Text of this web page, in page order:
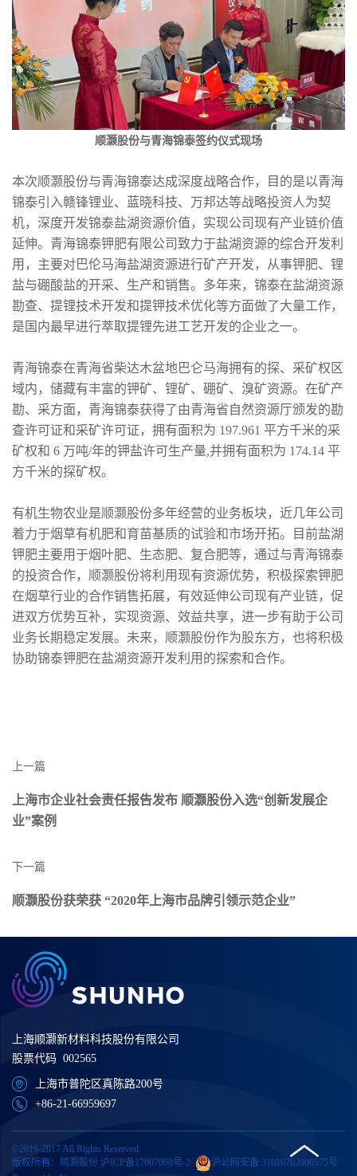
顺灏股份与青海锦泰签约仪式现场
本次顺灏股份与青海锦泰达成深度战略合作，目的是以青海
锦泰引入赣锋锂业、蓝晓科技、万邦达等战略投资人为契
机，深度开发锦泰盐湖资源价值，实现公司现有产业链价值
延伸。青海锦泰钾肥有限公司致力于盐湖资源的综合开发利
用，主要对巴伦马海盐湖资源进行矿产开发，从事钾肥、锂
盐与硼酸盐的开采、生产和销售。多年来，锦泰在盐湖资源
勘查、提锂技术开发和提钾技术优化等方面做了大量工作，
是国内最早进行萃取提锂先进工艺开发的企业之一。
青海锦泰在青海省柴达木盆地巴仑马海拥有的探、采矿权区
域内，储藏有丰富的钾矿、锂矿、硼矿、溴矿资源。在矿产
勘、采方面，青海锦泰获得了由青海省自然资源厅颁发的勘
查许可证和采矿许可证，拥有面积为 197.961 平方千米的采
矿权和 6 万吨/年的钾盐许可生产量,并拥有面积为 174.14 平
方千米的探矿权。
有机生物农业是顺灏股份多年经营的业务板块，近几年公司
着力于烟草有机肥和育苗基质的试验和市场开拓。目前盐湖
钾肥主要用于烟叶肥、生态肥、复合肥等，通过与青海锦泰
的投资合作，顺灏股份将利用现有资源优势，积极探索钾肥
在烟草行业的合作销售拓展，有效延伸公司现有产业链，促
进双方优势互补，实现资源、效益共享，进一步有助于公司
业务长期稳定发展。未来，顺灏股份作为股东方，也将积极
协助锦泰钾肥在盐湖资源开发利用的探索和合作。
上一篇
上海市企业社会责任报告发布 顺灏股份入选“创新发展企
业”案例
下一篇
顺灏股份获荣获 “2020年上海市品牌引领示范企业”
上海顺灏新材料科技股份有限公司
股票代码 002565
上海市普陀区真陈路200号
+86-21-66959697
©2016-2017 All Rights Reserved
版权所有：顺灏股份 沪ICP备17007068号-2
沪公网安备 31010702006575号